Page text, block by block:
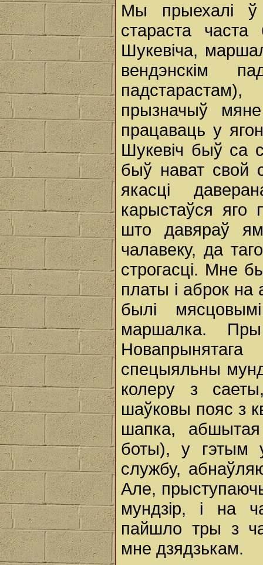
Мы прыехалі ў
стараста
Шукевіча,
вендэнскім
прызначыў
працаваць у
Шукевіч быў ca
быў нават свой
якасці
карыстаўся яго
што давяраў
чалавеку, да
строгасці. Мне
платы i аброк на
былі
маршалка.
спецыяльны
колеру з
шаўковы пояс з
шапка,
боты), у гэтым
службу,
Але,
мундзір, i на
пайшло тры з
мне дзядзькам.